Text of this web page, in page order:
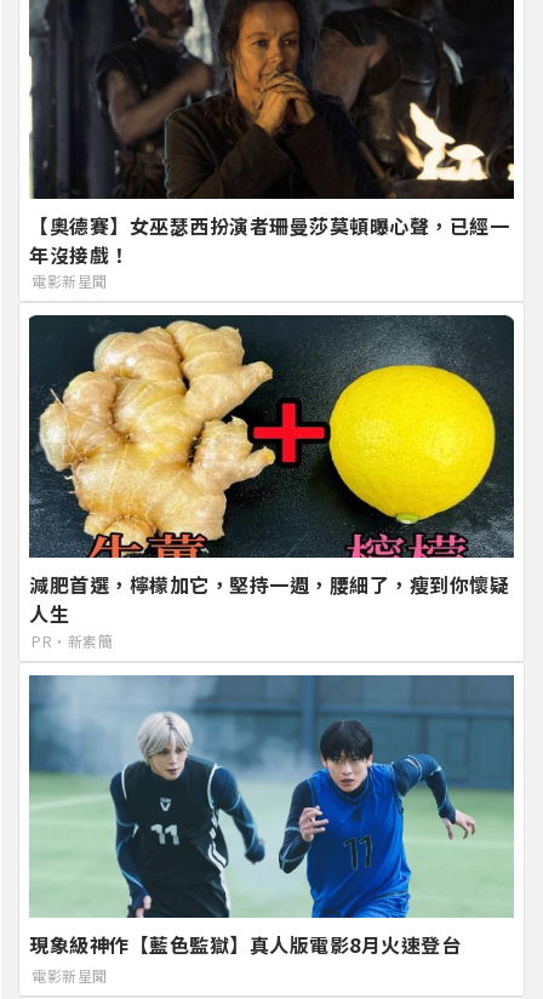
【奧德賽】女巫瑟西扮演者珊曼莎莫頓曝心聲，已經一
年沒接戲！
電影新星聞
減肥首選，檸檬加它，堅持一週，腰細了，瘦到你懷疑
人生
PR・新素簡
現象級神作【藍色監獄】真人版電影8月火速登台
電影新星聞